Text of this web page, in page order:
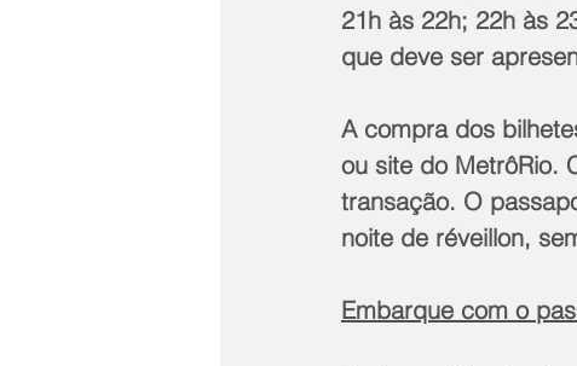
21h às 22h; 22h às
que deve ser
A compra dos
ou site do MetrôRio.
transação. O
noite de réveillon,
Embarque com o